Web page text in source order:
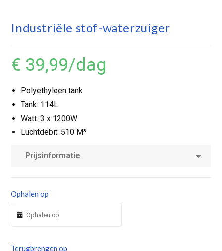
Industriële stof-waterzuiger
€ 39,99/dag
Polyethyleen tank
Tank: 114L
Watt: 3 x 1200W
Luchtdebit: 510 M³
Prijsinformatie
Ophalen op
Terugbrengen op